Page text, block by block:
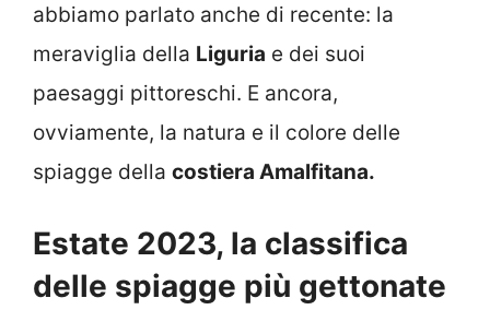
abbiamo parlato anche di recente: la
meraviglia della Liguria e dei suoi
paesaggi pittoreschi. E ancora,
ovviamente, la natura e il colore delle
spiagge della costiera Amalfitana.
Estate 2023, la classifica
delle spiagge più gettonate